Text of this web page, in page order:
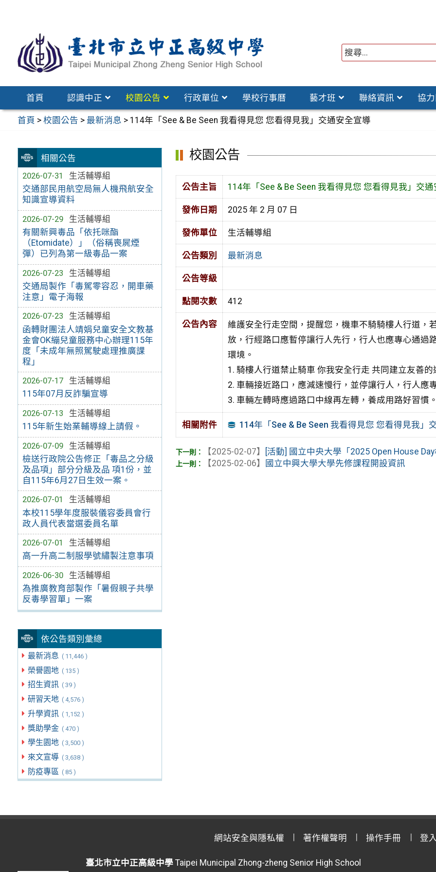
區
首頁
認識中正 校園公告 行政單位 學校行事曆 藝才班 聯絡資訊 協
首頁 >校園公告 > 最新消息 > 114年「See & Be Seen 我看得見您 您看得見我」交通安全宣導
相關公告
2026-07-31
生活輔導組
交通部民用航空局無人機飛航安全
知識宣導資料
2026-07-29
生活輔導組
有關新興毒品「依托咪酯
（Etomidate）」（俗稱喪屍煙
彈）已列為第一級毒品一案
2026-07-23
生活輔導組
交通局製作「毒駕零容忍，開車藥
注意」電子海報
2026-07-23
生活輔導組
函轉財團法人靖娟兒童安全文教基
金會OK繃兒童服務中心辦理115年
度「未成年無照駕駛處理推廣課
程」
2026-07-17
生活輔導組
115年07月反詐騙宣導
2026-07-13
生活輔導組
115年新生始業輔導線上請假。
2026-07-09
生活輔導組
檢送行政院公告修正「毒品之分級
及品項」部分分級及品 項1份，並
自115年6月27日生效一案。
2026-07-01
生活輔導組
本校115學年度服裝儀容委員會行
政人員代表當選委員名單
2026-07-01
生活輔導組
高一升高二制服學號繡製注意事項
2026-06-30
生活輔導組
為推廣教育部製作「暑假親子共學
反毒學習單」一案
依公告類別彙總
最新消息 ( 11,446 )
榮譽園地 ( 135 )
招生資訊 ( 39 )
研習天地 ( 4,576 )
升學資訊 ( 1,152 )
獎助學金 ( 470 )
學生園地 ( 3,500 )
來文宣導 ( 3,638 )
防疫專區 ( 85 )
校園公告
公告主旨 114年「See & Be Seen 我看得見您 您看得見我」交
發佈日期 2025 年 2 月 07 日
發佈單位 生活輔導組
公告類別 最新消息
公告等級
點閱次數 412
公告內容
維護安全行走空間，提醒您，機車不騎騎樓人行道，
放，行經路口應暫停讓行人先行，行人也應專心通過
環境。
1. 騎樓人行道禁止騎車 你我安全行走 共同建立友善的
2. 車輛接近路口，應減速慢行，並停讓行人，行人應
3. 車輛左轉時應過路口中線再左轉，養成用路好習慣
相關附件 114年「See & Be Seen 我看得見您 您看得見我」
【2025-02-07】
[活動] 國立中央大學「2025 Open House
【2025-02-06】
國立中興大學大學先修課程開設資訊
網站安全與隱私權 著作權聲明 操作手冊 登
臺北市立中正高級中學 Taipei Municipal Zhong-zheng Senior High School